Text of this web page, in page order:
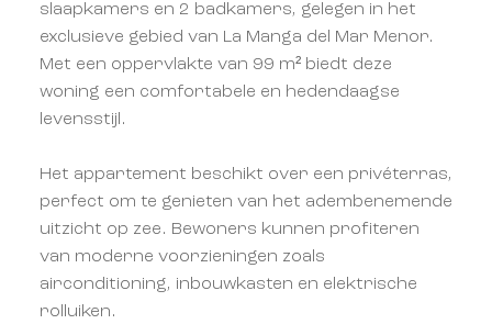
slaapkamers en 2 badkamers, gelegen in het
exclusieve gebied van La Manga del Mar Menor.
Met een oppervlakte van 99 m² biedt deze
woning een comfortabele en hedendaagse
levensstijl.
Het appartement beschikt over een privéterras,
perfect om te genieten van het adembenemende
uitzicht op zee. Bewoners kunnen profiteren
van moderne voorzieningen zoals
airconditioning, inbouwkasten en elektrische
rolluiken.